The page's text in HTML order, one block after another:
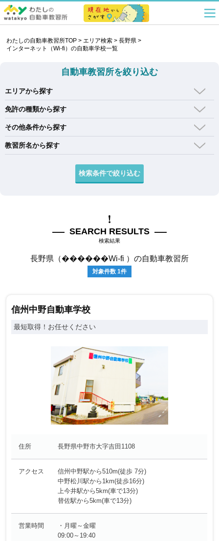
わたしの自動車教習所TOP >エリア検索 >長野県 >
インターネット（Wi-fi）の自動車学校一覧
自動車教習所を絞り込む
エリアから探す
免許の種類から探す
その他条件から探す
教習所名から探す
SEARCH RESULTS
検索結果
長野県（������Wi-fi ）の自動車教習所
対象件数 1件
信州中野自動車学校
最短取得！お任せください
住所 長野県中野市大字吉田1108
アクセス
信州中野駅から510m(徒歩 7分)
中野松川駅から1km(徒歩16分)
上今井駅から5km(車で13分)
替佐駅から5km(車で13分)
営業時間
・月曜～金曜
09:00～19:40